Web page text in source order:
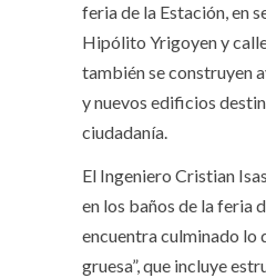
feria de la Estación, en
Hipólito Yrigoyen y
también se construyen
y nuevos edificios
ciudadanía.
El Ingeniero Cristian
en los baños de la feria
encuentra culminado lo
gruesa”, que incluye